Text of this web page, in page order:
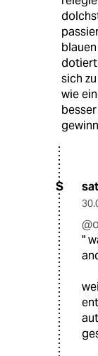
sich
wie
S
"